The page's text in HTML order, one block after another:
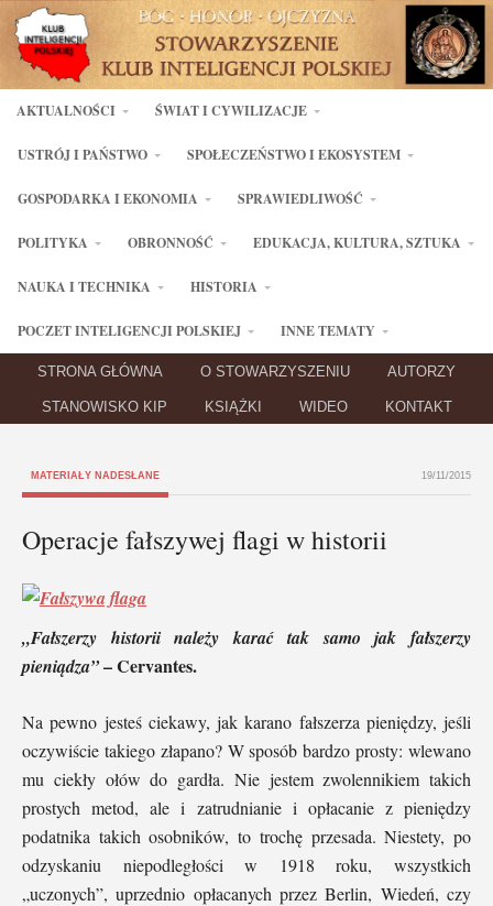
AKTUALNOŚCI ŚWIAT I CYWILIZACJE
USTRÓJ I PAŃSTWO SPOŁECZEŃSTWO I EKOSYSTEM
GOSPODARKA I EKONOMIA SPRAWIEDLIWOŚĆ
POLITYKA OBRONNOŚĆ EDUKACJA, KULTURA, SZTUKA
NAUKA I TECHNIKA HISTORIA
POCZET INTELIGENCJI POLSKIEJ INNE TEMATY
STRONA GŁÓWNA O STOWARZYSZENIU AUTORZY
STANOWISKO KIP KSIĄŻKI WIDEO KONTAKT
MATERIAŁY NADESŁANE 19/11/2015
Operacje fałszywej flagi w historii
„Fałszerzy historii należy karać tak samo jak fałszerzy
pieniądza”– Cervantes.
Na pewno jesteś ciekawy, jak karano fałszerza pieniędzy, jeśli
oczywiście takiego złapano? W sposób bardzo prosty: wlewano
mu ciekły ołów do gardła. Nie jestem zwolennikiem takich
prostych metod, ale i zatrudnianie i opłacanie z pieniędzy
podatnika takich osobników, to trochę przesada. Niestety, po
odzyskaniu niepodległości w 1918 roku, wszystkich
„uczonych”, uprzednio opłacanych przez Berlin, Wiedeń, czy